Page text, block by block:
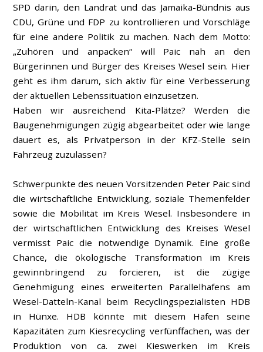
SPD darin, den Landrat und das Jamaika-Bündnis aus
CDU, Grüne und FDP zu kontrollieren und Vorschläge
für eine andere Politik zu machen. Nach dem Motto:
„Zuhören und anpacken“ will Paic nah an den
Bürgerinnen und Bürger des Kreises Wesel sein. Hier
geht es ihm darum, sich aktiv für eine Verbesserung
der aktuellen Lebenssituation einzusetzen.
Haben wir ausreichend Kita-Plätze? Werden die
Baugenehmigungen zügig abgearbeitet oder wie lange
dauert es, als Privatperson in der KFZ-Stelle sein
Fahrzeug zuzulassen?
Schwerpunkte des neuen Vorsitzenden Peter Paic sind
die wirtschaftliche Entwicklung, soziale Themenfelder
sowie die Mobilität im Kreis Wesel. Insbesondere in
der wirtschaftlichen Entwicklung des Kreises Wesel
vermisst Paic die notwendige Dynamik. Eine große
Chance, die ökologische Transformation im Kreis
gewinnbringend zu forcieren, ist die zügige
Genehmigung eines erweiterten Parallelhafens am
Wesel-Datteln-Kanal beim Recyclingspezialisten HDB
in Hünxe. HDB könnte mit diesem Hafen seine
Kapazitäten zum Kiesrecycling verfünffachen, was der
Produktion von ca. zwei Kieswerken im Kreis